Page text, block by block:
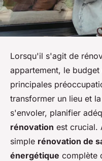
Lorsqu'il s'agit de
appartement, le
principales
transformer un lieu et
s'envoler, planifier
rénovation est crucial.
simple rénovation de
énergétique complète